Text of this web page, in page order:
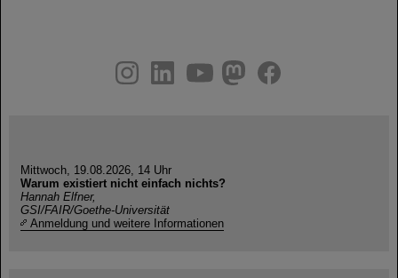
youtube
helmholtz.social
facebook
Mittwoch, 19.08.2026, 14 Uhr
Warum existiert nicht einfach nichts?
Hannah Elfner,
GSI/FAIR/Goethe-Universität
Anmeldung und weitere Informationen